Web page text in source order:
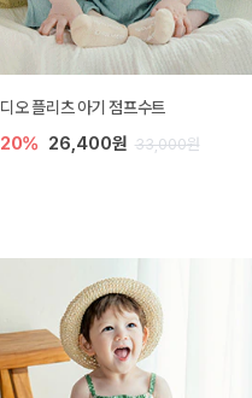
디오 플리츠 아기 점프수트
20% 26,400원 33,000원